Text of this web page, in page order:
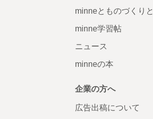
minneとものづくりと
minne学習帖
ニュース
minneの本
企業の方へ
広告出稿について